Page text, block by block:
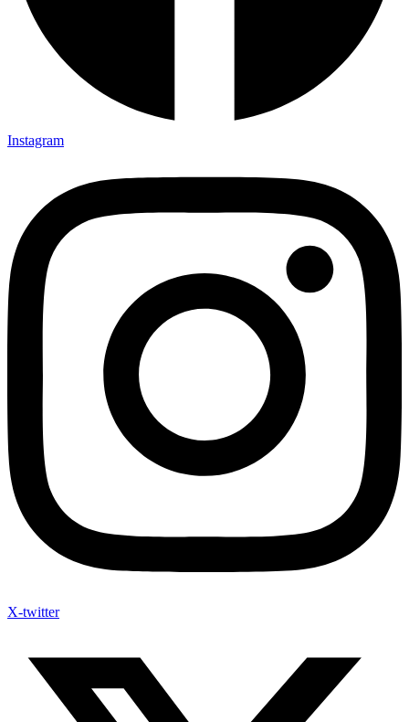
Instagram
X-twitter